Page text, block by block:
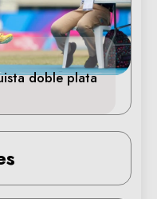
doble plata